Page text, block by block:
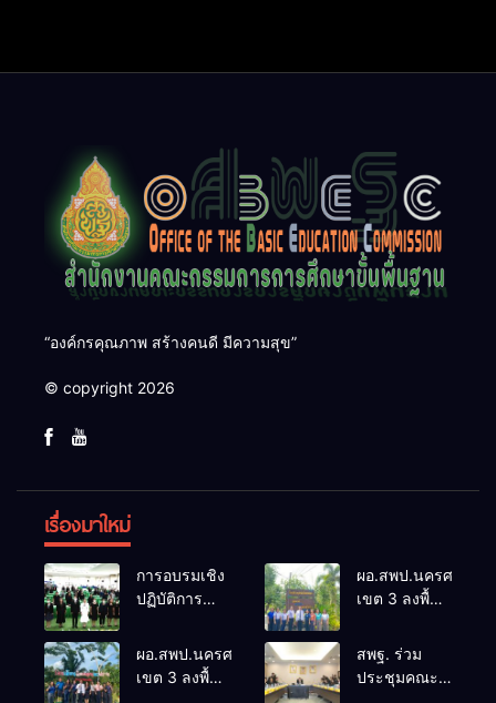
“องค์กรคุณภาพ สร้างคนดี มีความสุข”
© copyright 2026
เรื่องมาใหม่
การอบรมเชิง
ปฏิบัติการ
ยื่นขอรับ
บำเหน็จ
ผอ.สพป.นครศรีธรร
เขต 3 ลงพื้นที่
ชุมชนวัดเขา
ลำปะ อำเภอ
ชะอวด
ผอ.สพป.นครศรีธรรมราช
เขต 3 ลงพื้นที่
สพฐ. ร่วม
ประชุมคณะ